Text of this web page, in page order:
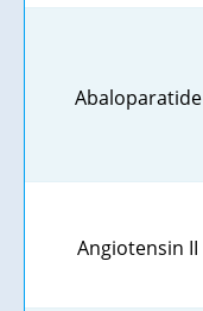
Abaloparatide
Angiotensin II